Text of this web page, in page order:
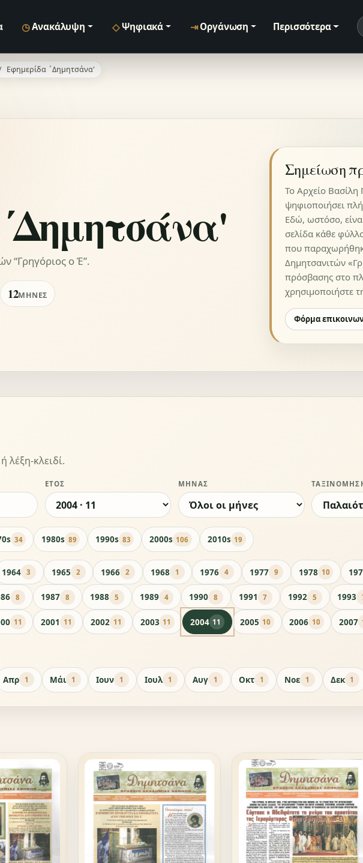
◷Ανακάλυψη ◇ Ψηφιακά ⇥ Οργάνωση Περισσότερα
Εφημερίδα ΄Δημητσάνα'
“Γρηγόριος ο Έ”.
12ΜΉΝΕΣ
Σημείωση
Το Αρχείο Βασίλη
ψηφιοποιήσει
Εδώ, ωστόσο,
σελίδα κάθε
που
Δημητσανιτών
πρόσβασης στο
χρησιμοποιήστε
Φόρμα
λέξη-κλειδί.
ΈΤΟΣ ΜΉΝΑΣ
34 1980s 89 1990s 83 2000s 106 2010s 19
1964 3 1965 2 1966 2 1968 1 1976 4 1977 9 1978 10
8 1987 8 1988 5 1989 4 1990 8 1991 7 1992 5 1993
11 2001 11 2002 11 2003 11 2004 11 2005 10 2006 10 2007
Απρ 1 Μάι 1 Ιουν 1 Ιουλ 1 Αυγ 1 Οκτ 1 Νοε 1 Δεκ 1